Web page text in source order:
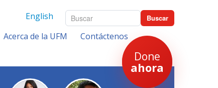
Buscar
English
Acerca de la UFM Contáctenos
Done
ahora